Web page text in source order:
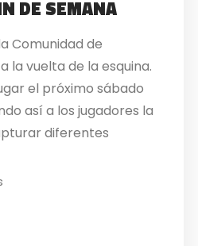
DE SEMANA
Comunidad de
la vuelta de la esquina.
el próximo sábado
así a los jugadores la
diferentes
obtener además
El nuevo Día de
Go: Larvitar,